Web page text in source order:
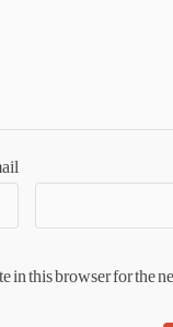
in this browser for the